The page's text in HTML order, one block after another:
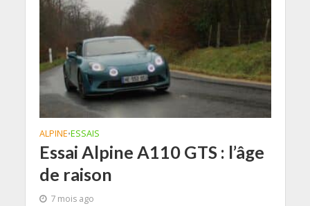
ALPINE•ESSAIS
Essai Alpine A110 GTS : l’âge
de raison
7 mois ago